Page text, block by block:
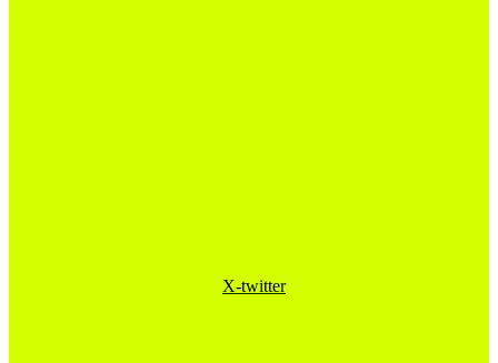
X-twitter